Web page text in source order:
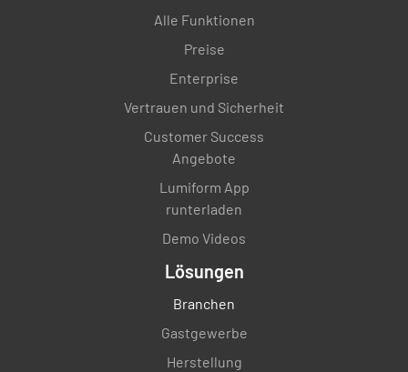
Alle Funktionen
Preise
Enterprise
Vertrauen und Sicherheit
Customer Success
Angebote
Lumiform App
runterladen
Demo Videos
Lösungen
Branchen
Gastgewerbe
Herstellung